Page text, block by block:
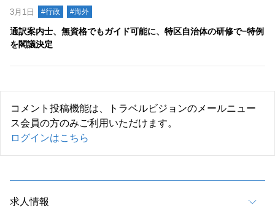
3月1日 #行政 #海外
通訳案内士、無資格でもガイド可能に、特区自治体の研修で−特例
を閣議決定
コメント投稿機能は、トラベルビジョンのメールニュー
ス会員の方のみご利用いただけます。
ログインはこちら
求人情報